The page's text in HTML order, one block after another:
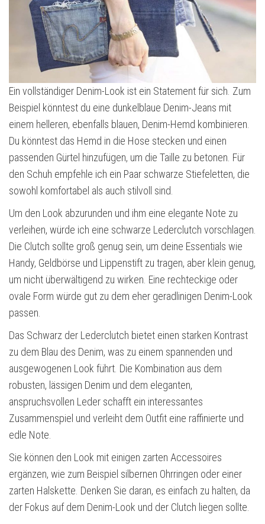
Ein vollständiger Denim-Look ist ein Statement für sich. Zum
Beispiel könntest du eine dunkelblaue Denim-Jeans mit
einem helleren, ebenfalls blauen, Denim-Hemd kombinieren.
Du könntest das Hemd in die Hose stecken und einen
passenden Gürtel hinzufügen, um die Taille zu betonen. Für
den Schuh empfehle ich ein Paar schwarze Stiefeletten, die
sowohl komfortabel als auch stilvoll sind.
Um den Look abzurunden und ihm eine elegante Note zu
verleihen, würde ich eine schwarze Lederclutch vorschlagen.
Die Clutch sollte groß genug sein, um deine Essentials wie
Handy, Geldbörse und Lippenstift zu tragen, aber klein genug,
um nicht überwältigend zu wirken. Eine rechteckige oder
ovale Form würde gut zu dem eher geradlinigen Denim-Look
passen.
Das Schwarz der Lederclutch bietet einen starken Kontrast
zu dem Blau des Denim, was zu einem spannenden und
ausgewogenen Look führt. Die Kombination aus dem
robusten, lässigen Denim und dem eleganten,
anspruchsvollen Leder schafft ein interessantes
Zusammenspiel und verleiht dem Outfit eine raffinierte und
edle Note.
Sie können den Look mit einigen zarten Accessoires
ergänzen, wie zum Beispiel silbernen Ohrringen oder einer
zarten Halskette. Denken Sie daran, es einfach zu halten, da
der Fokus auf dem Denim-Look und der Clutch liegen sollte.